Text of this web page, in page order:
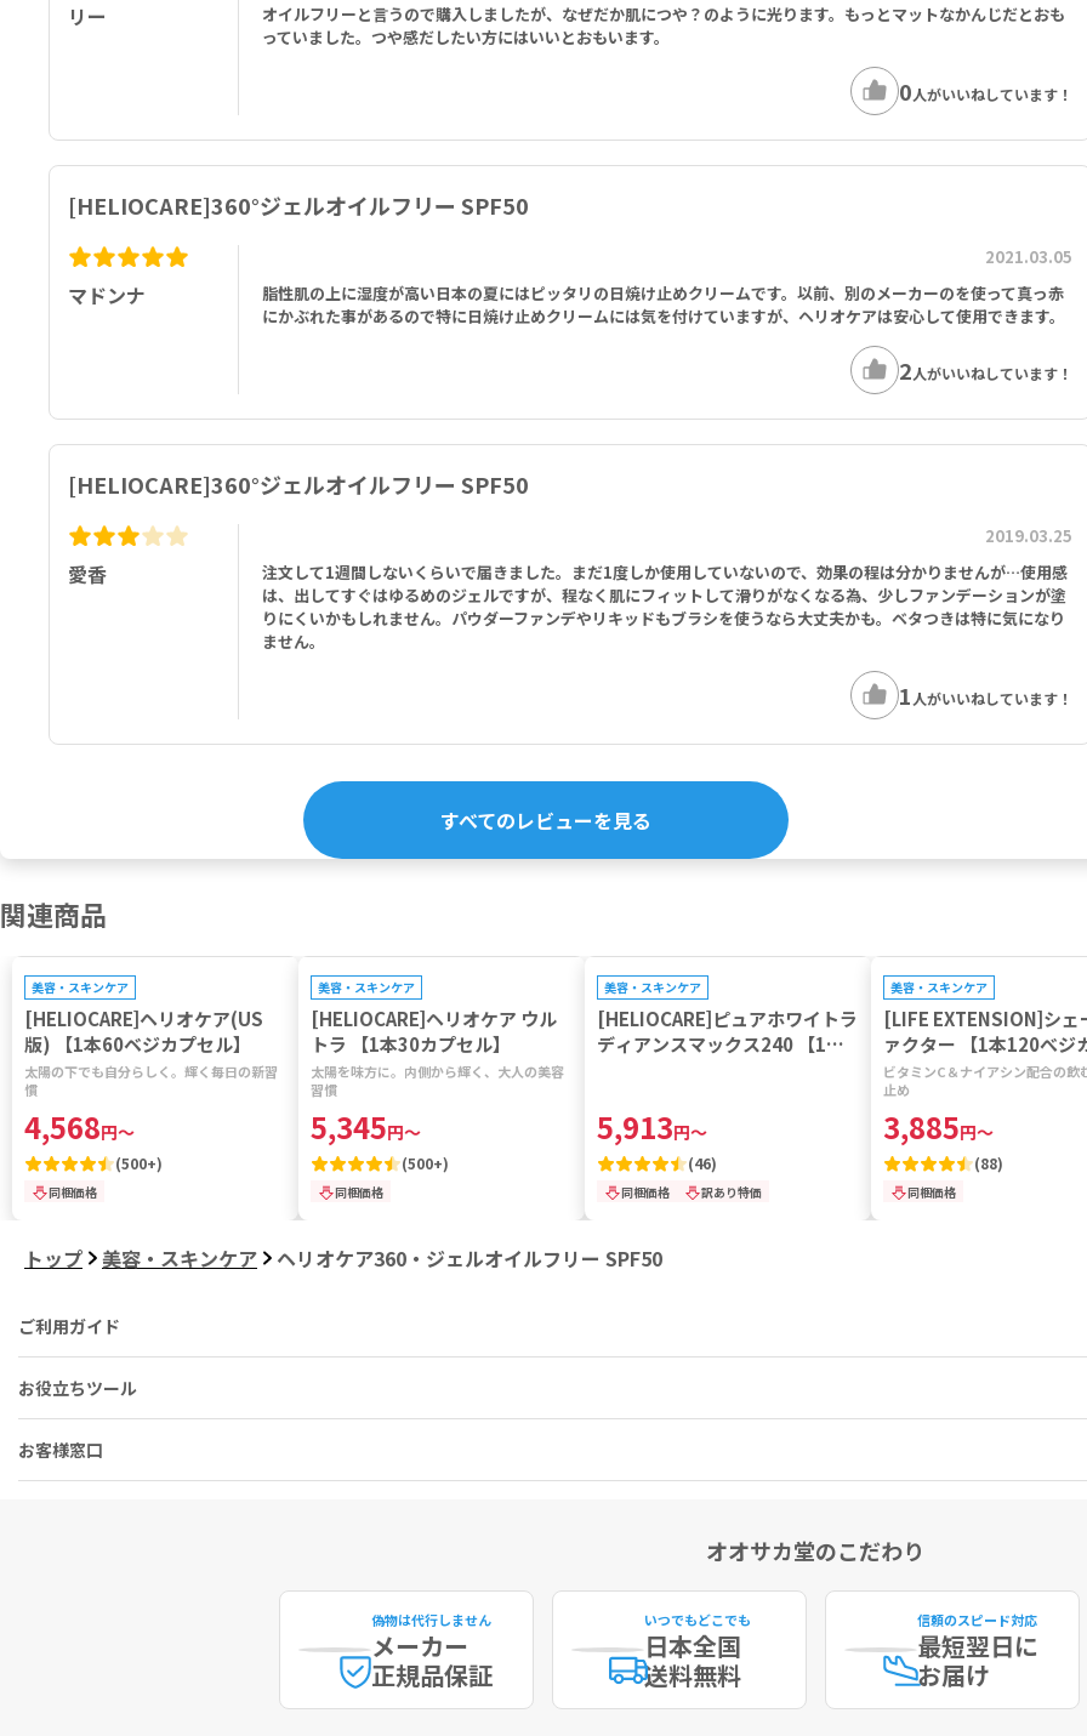
リー
オイルフリーと言うので購入しましたが、なぜだか肌につや？のように光ります。もっとマットなかんじだとおも
っていました。つや感だしたい方にはいいとおもいます。
0人がいいねしています！
[HELIOCARE]360°ジェルオイルフリー SPF50
マドンナ
2021.03.05
脂性肌の上に湿度が高い日本の夏にはピッタリの日焼け止めクリームです。以前、別のメーカーのを使って真っ赤
にかぶれた事があるので特に日焼け止めクリームには気を付けていますが、ヘリオケアは安心して使用できます。
2人がいいねしています！
[HELIOCARE]360°ジェルオイルフリー SPF50
愛香
2019.03.25
注文して1週間しないくらいで届きました。まだ1度しか使用していないので、効果の程は分かりませんが…使用感
は、出してすぐはゆるめのジェルですが、程なく肌にフィットして滑りがなくなる為、少しファンデーションが塗
りにくいかもしれません。パウダーファンデやリキッドもブラシを使うなら大丈夫かも。ベタつきは特に気になり
ません。
1 人がいいねしています！
すべてのレビューを見る
関連商品
美容・スキンケア
[HELIOCARE]ヘリオケア(US
版) 【1本60ベジカプセル】
太陽の下でも自分らしく。輝く毎日の新習
慣
4,568円～
(500+)
同梱価格
美容・スキンケア
[HELIOCARE]ヘリオケア ウル
トラ 【1本30カプセル】
太陽を味方に。内側から輝く、大人の美容
習慣
5,345円～
(500+)
同梱価格
美容・スキンケア
[HELIOCARE]ピュアホワイトラ
ディアンスマックス240 【1本6
5,913円～
(46)
同梱価格 訳あり特価
美容・スキンケア
[LIFE EXTENSION]シェ
ァクター 【1本120べジ
ル】
ビタミンC＆ナイアシン配合の飲
止め
3,885円～
(88)
同梱価格
トップ 美容・スキンケア ヘリオケア360・ジェルオイルフリー SPF50
ご利用ガイド
お役立ちツール
お客様窓口
オオサカ堂のこだわり
偽物は代行しません
メーカー
正規品保証
いつでもどこでも
日本全国
送料無料
信頼のスピード対応
最短翌日に
お届け